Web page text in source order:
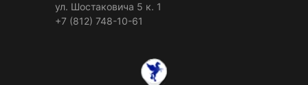
ул. Шостаковича 5 к. 1
+7 (812) 748-10-61